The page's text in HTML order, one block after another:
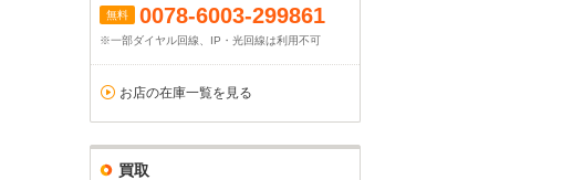
無料 0078-6003-299861
※一部ダイヤル回線、IP・光回線は利用不可
お店の在庫一覧を見る
買取